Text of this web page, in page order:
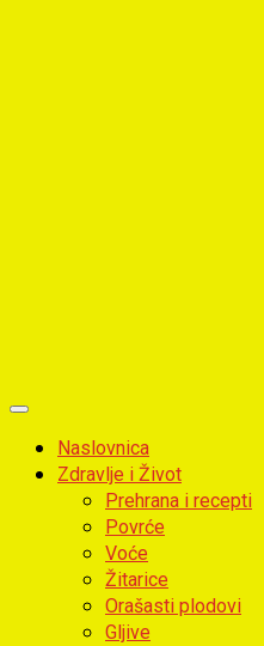
Primary
MenuNaslovnica
Zdravlje i Život
Prehrana i recepti
Povrće
Voće
Žitarice
Orašasti plodovi
Gljive